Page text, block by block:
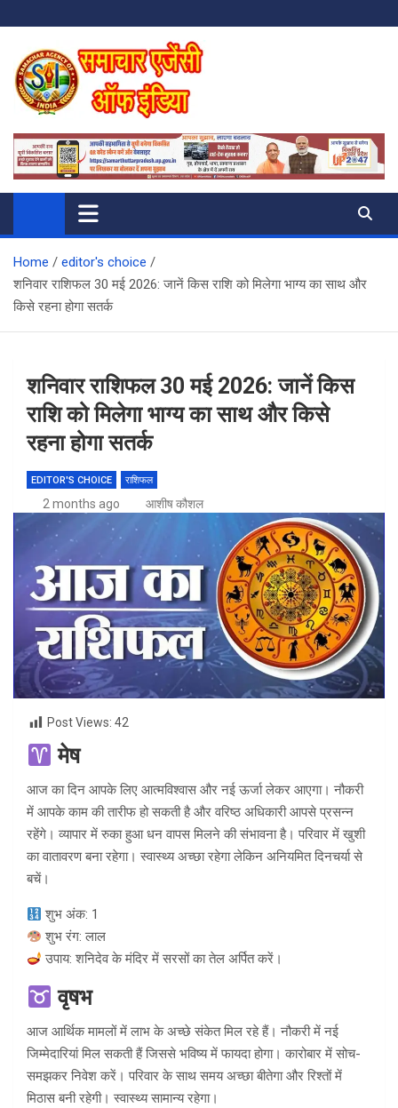
to
content
SAMACHAR AGENCY OF INDIA
My WordPress Blog
Home
editor's choice
शनिवार राशिफल 30 मई 2026: जानें किस राशि को मिलेगा भाग्य का साथ और
किसे रहना होगा सतर्क
शनिवार राशिफल 30 मई 2026: जानें किस
राशि को मिलेगा भाग्य का साथ और किसे
रहना होगा सतर्क
EDITOR'S CHOICE राशिफल
2 months ago आशीष कौशल
Post Views: 42
मेष
आज का दिन आपके लिए आत्मविश्वास और नई ऊर्जा लेकर आएगा। नौकरी
में आपके काम की तारीफ हो सकती है और वरिष्ठ अधिकारी आपसे प्रसन्न
रहेंगे। व्यापार में रुका हुआ धन वापस मिलने की संभावना है। परिवार में खुशी
का वातावरण बना रहेगा। स्वास्थ्य अच्छा रहेगा लेकिन अनियमित दिनचर्या से
बचें।
शुभ अंक: 1
शुभ रंग: लाल
उपाय: शनिदेव के मंदिर में सरसों का तेल अर्पित करें।
वृषभ
आज आर्थिक मामलों में लाभ के अच्छे संकेत मिल रहे हैं। नौकरी में नई
जिम्मेदारियां मिल सकती हैं जिससे भविष्य में फायदा होगा। कारोबार में सोच-
समझकर निवेश करें। परिवार के साथ समय अच्छा बीतेगा और रिश्तों में
मिठास बनी रहेगी। स्वास्थ्य सामान्य रहेगा।